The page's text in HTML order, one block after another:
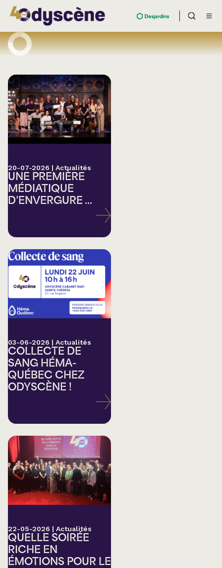
20-07-2026 | Actualités
UNE PREMIÈRE
MÉDIATIQUE
D’ENVERGURE ...
03-06-2026 | Actualités
COLLECTE DE
SANG HÉMA-
QUÉBEC CHEZ
ODYSCÈNE !
22-05-2026 | Actualités
QUELLE SOIRÉE
RICHE EN
ÉMOTIONS POUR LE